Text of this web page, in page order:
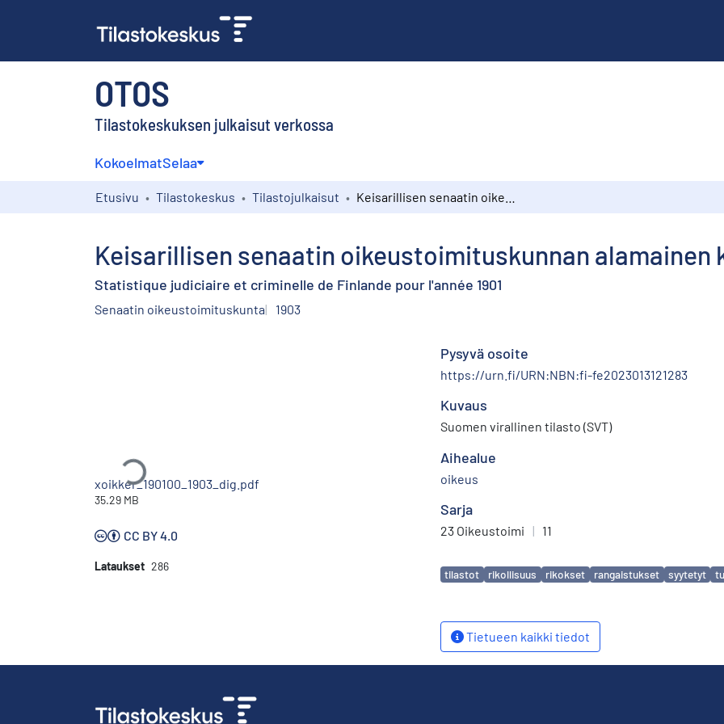
OTOS
Tilastokeskuksen julkaisut verkossa
KokoelmatSelaa
Etusivu Tilastokeskus Tilastojulkaisut
Keisarillisen senaatin oikeustoimituskunnan alamainen
Statistique judiciaire et criminelle de Finlande pour l'année 1901
Senaatin oikeustoimituskunta 1903
Ladataan...
xoikker_190100_1903_dig.pdf
35.29 MB
CC BY 4.0
Lataukset 286
Pysyvä osoite
https://urn.fi/URN:NBN:fi-fe2023013121283
Kuvaus
Suomen virallinen tilasto (SVT)
Aihealue
oikeus
Sarja
23 Oikeustoimi | 11
Avainsanat
tilastot rikollisuus rikokset rangaistukset syytetyt
Tietueen kaikki tiedot